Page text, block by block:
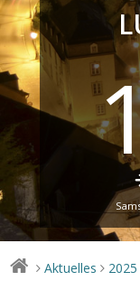
> Aktuelles > 2025